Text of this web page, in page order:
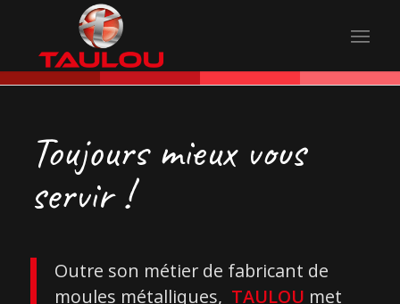
Toujours mieux vous
servir !
Outre son métier de fabricant de
moules métalliques, TAULOU met